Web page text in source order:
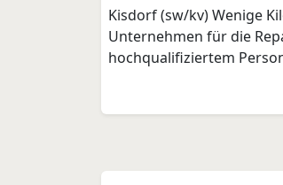
Kisdorf (sw/kv) Wenige
Unternehmen für die
hochqualifiziertem